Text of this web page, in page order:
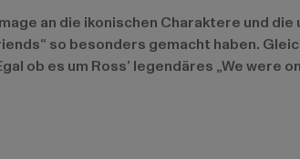
an die ikonischen Charaktere und
so besonders gemacht haben.
ob es um Ross’ legendäres „We were